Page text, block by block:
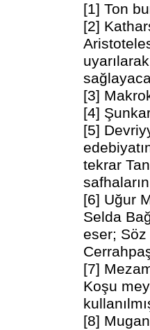
[1] Ton
[2]
[3]
[4]
[5]
tekrar
[6] Uğur
Selda
eser; Söz
[7]
Koşu
[8]